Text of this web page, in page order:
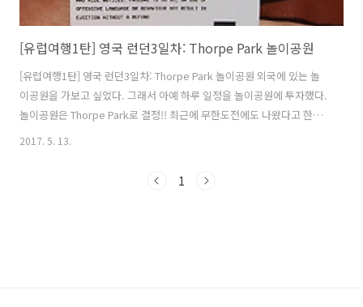
[유럽여행1탄] 영국 런던3일차: Thorpe Park 놀이공원
[유럽여행1탄] 영국 런던3일차: Thorpe Park 놀이공원 외국에 있는 놀
이공원을 가보고 싶었다. 그래서 아예 하루 일정을 놀이공원에 투자했다.
놀이공원은 Thorpe Park로 결정!! 최근에 무한도전에도 나왔다고 한다.
기차 타러 watarloo역으로 이동. National train을 타고 Staines역에
꿀팁은 Group Saver가 적용된다는 사실을 알고 갔기때문에 4명이서 2
2017. 5. 13.
1